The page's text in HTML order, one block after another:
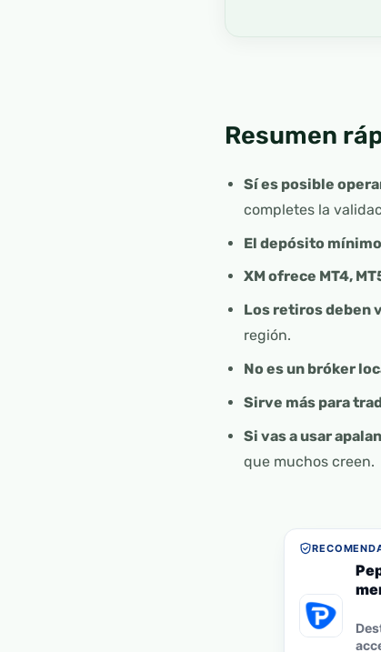
Resumen
Sí es posible
completes la
El depósito
XM ofrece MT4,
Los retiros deben
región.
No es un bróker
Sirve más para
Si vas a usar
que muchos creen.